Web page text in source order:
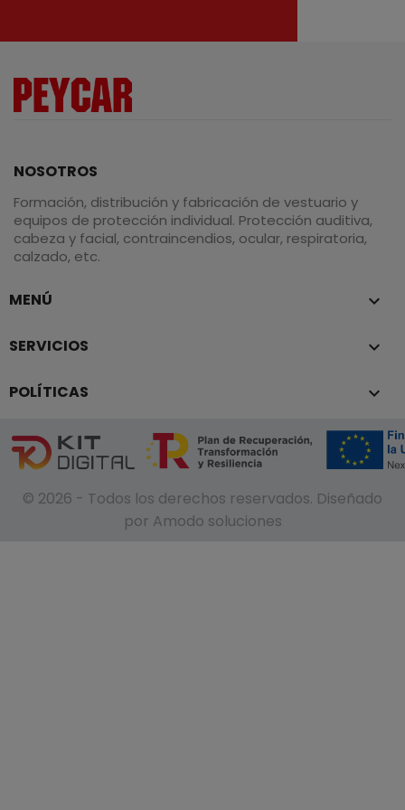
NOSOTROS
Formación, distribución y fabricación de vestuario y
equipos de protección individual. Protección auditiva,
cabeza y facial, contraincendios, ocular, respiratoria,
calzado, etc.
MENÚ 
SERVICIOS 
POLÍTICAS 
© 2026 - Todos los derechos reservados. Diseñado
por Amodo soluciones